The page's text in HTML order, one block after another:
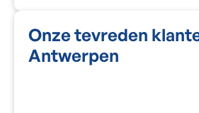
Onze tevreden
Antwerpen